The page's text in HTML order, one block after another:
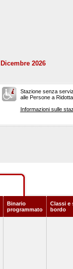
2026
Stazione senza
alle Persone a
Informazioni sulle
Binario
programmato
Classi e
bordo